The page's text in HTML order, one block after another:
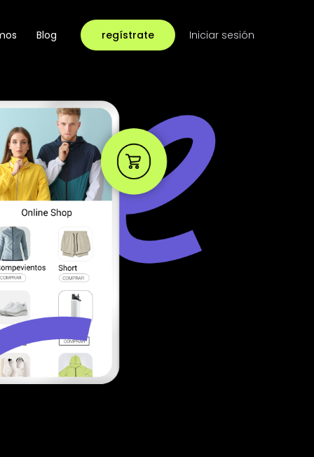
Blog regístrate Iniciar sesión